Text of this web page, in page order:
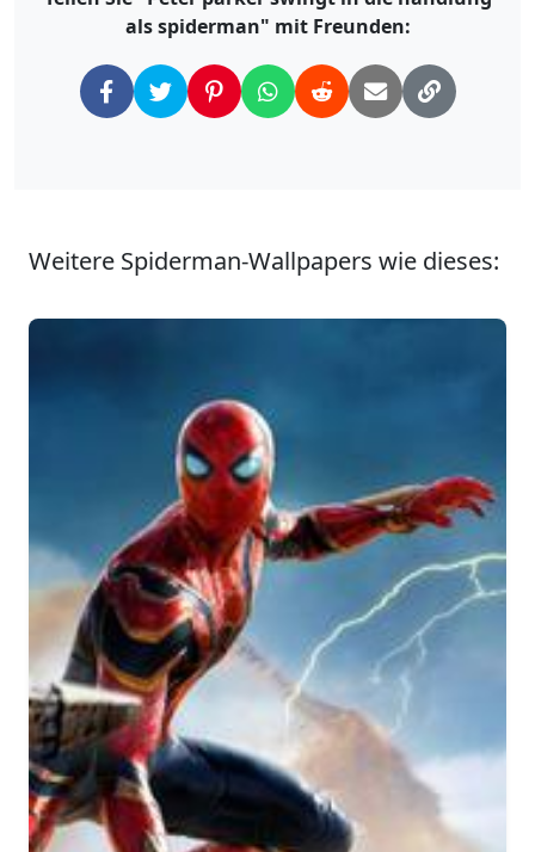
als spiderman" mit Freunden:
Weitere Spiderman-Wallpapers wie dieses: